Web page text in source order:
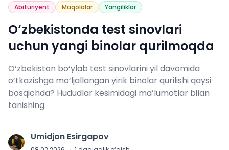
Abituriyent Maqolalar Yangiliklar
O‘zbekistonda test sinovlari
uchun yangi binolar qurilmoqda
O‘zbekiston bo‘ylab test sinovlarini yil davomida
o‘tkazishga mo‘ljallangan yirik binolar qurilishi qaysi
bosqichda? Hududlar kesimidagi ma’lumotlar bilan
tanishing.
U Umidjon Esirgapov